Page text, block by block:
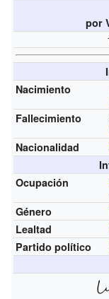
por
Nacimiento
Fallecimiento
Nacionalidad
Ocupación
Género
Lealtad
Partido político